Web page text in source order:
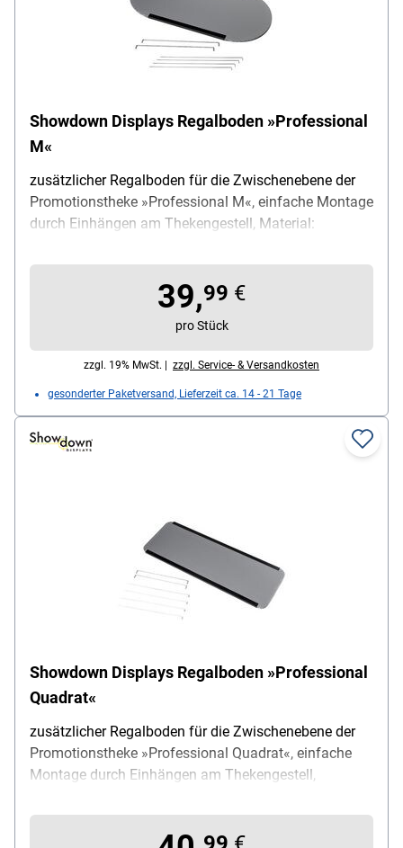
Showdown Displays Regalboden »Professional
M«
zusätzlicher Regalboden für die Zwischenebene der
Promotionstheke »Professional M«, einfache Montage
durch Einhängen am Thekengestell, Material:
0.99 kg, Lieferumfang: Regalboden / Aufhängung
39,99 €
pro Stück
zzgl. 19% MwSt. | zzgl. Service- & Versandkosten
gesonderter Paketversand, Lieferzeit ca. 14 - 21 Tage
Showdown Displays Regalboden »Professional
Quadrat«
zusätzlicher Regalboden für die Zwischenebene der
Promotionstheke »Professional Quadrat«, einfache
Montage durch Einhängen am Thekengestell,
Gewicht: 1.25 kg, Lieferumfang: Regalboden /